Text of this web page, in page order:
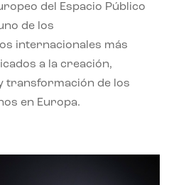
del Espacio Público
de los
internacionales más
a la creación,
transformación de los
en Europa.